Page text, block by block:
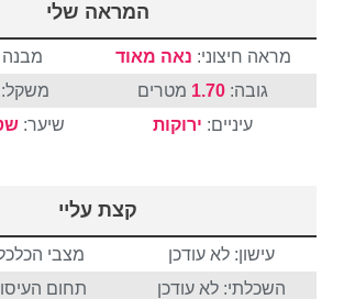
המראה שלי
מראה חיצוני: נאה מאוד מבנה
גובה: 1.70 מטרים
עיניים: ירוקות שיער:
קצת עליי
עישון: לא עודכן
מצבי
השכלתי: לא עודכן
תחום